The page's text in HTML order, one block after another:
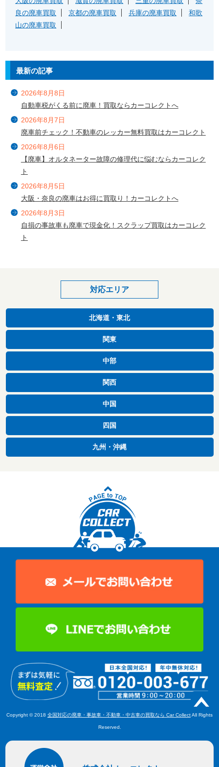
良の廃車買取
京都の廃車買取 兵庫の廃車買取
和歌
山の廃車買取
最新の記事
2026年8月8日
自動車税がくる前に廃車！買取ならカーコレクトへ
2026年8月7日
廃車前チェック！不動車のレッカー無料買取はカーコレクト
2026年8月6日
【廃車】オルタネーター故障の修理代に悩むならカーコレク
ト
2026年8月5日
大阪・奈良の廃車はお得に買取り！カーコレクトへ
2026年8月3日
自損の事故車も廃車で現金化！スクラップ買取はカーコレク
ト
対応エリア
北海道・東北
関東
中部
関西
中国
四国
九州・沖縄
Copyright © 2018 全国対応の廃車・事故車・不動車・中古車の買取なら Car CollectAll Rights
Reserved.